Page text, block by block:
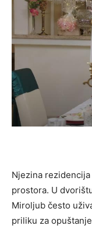
Njezina
prostora. U
Miroljub često
priliku za